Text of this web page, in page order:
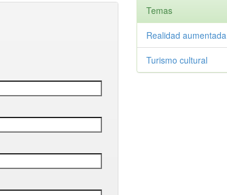
Temas
Realidad aumentada
Turismo cultural